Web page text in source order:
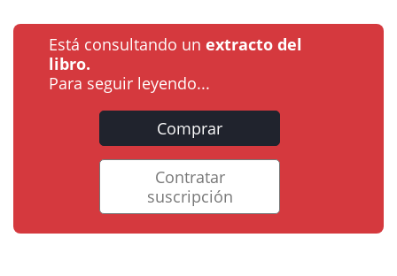
Está consultando un extracto del
libro.
Para seguir leyendo...
Comprar
Contratar
suscripción